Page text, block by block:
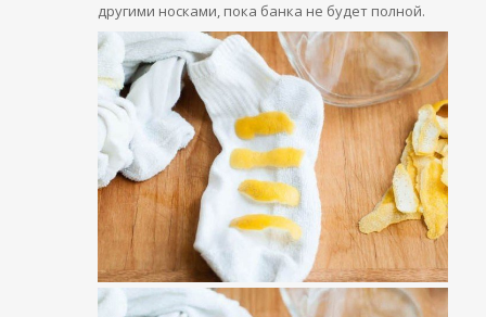
другими носками, пока банка не будет полной.